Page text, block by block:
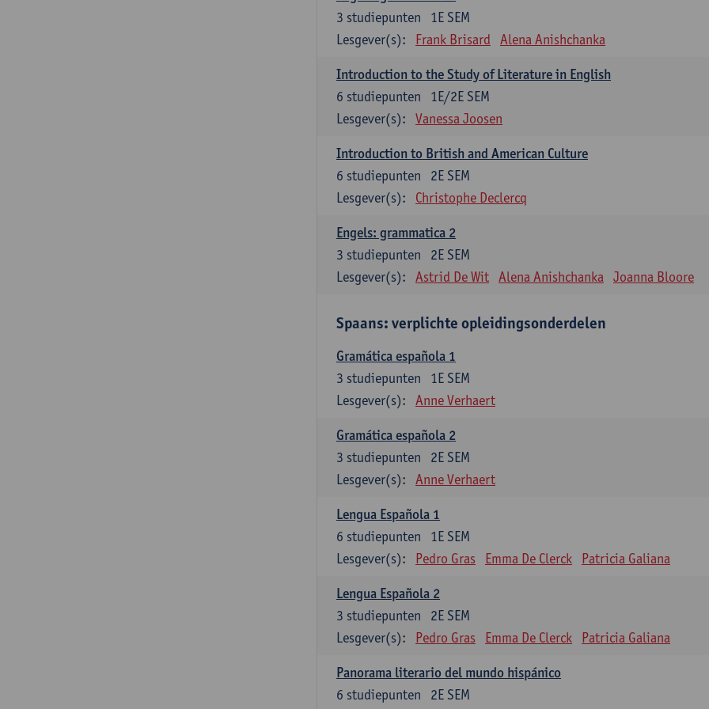
1E SEM
3 studiepunten
Lesgever(s):
Frank Brisard Alena Anishchanka
Introduction to the Study of Literature in English
1E/2E SEM
6 studiepunten
Lesgever(s):
Vanessa Joosen
Introduction to British and American Culture
2E SEM
6 studiepunten
Lesgever(s):
Christophe Declercq
Engels: grammatica 2
2E SEM
3 studiepunten
Lesgever(s):
Astrid De Wit Alena Anishchanka Joanna Bloore
Spaans: verplichte opleidingsonderdelen
Gramática española 1
1E SEM
3 studiepunten
Lesgever(s):
Anne Verhaert
Gramática española 2
2E SEM
3 studiepunten
Lesgever(s):
Anne Verhaert
Lengua Española 1
1E SEM
6 studiepunten
Lesgever(s):
Pedro Gras Emma De Clerck Patricia Galiana
Lengua Española 2
2E SEM
3 studiepunten
Lesgever(s):
Pedro Gras Emma De Clerck Patricia Galiana
Panorama literario del mundo hispánico
2E SEM
6 studiepunten